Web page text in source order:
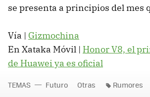
se presenta a principios del mes
Vía | Gizmochina
En Xataka Móvil | Honor V8, el
de Huawei ya es oficial
TEMAS Futuro Otras Rumores